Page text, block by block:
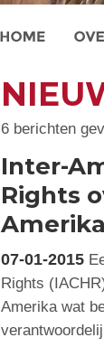
6 berichten
Inter-
Rights
Amerika
07-01-2015
Rights
Amerika wat